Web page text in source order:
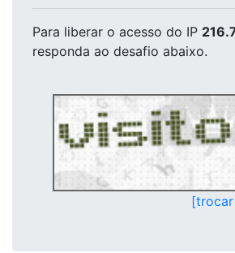
Para liberar o acesso do IP
responda ao desafio abaixo.